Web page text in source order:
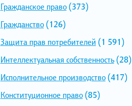
Гражданское право(373)
Гражданство(126)
Защита прав потребителей (1 591)
Интеллектуальная собственность(28)
Исполнительное производство(417)
Конституционное право(85)